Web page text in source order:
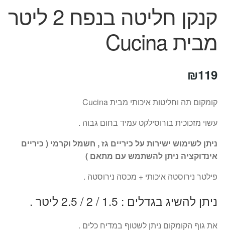
קנקן חליטה בנפח 2 ליטר
מבית Cucina
₪119
קומקום תה וחליטות איכותי מבית Cucina
עשוי מזכוכית בורוסילקט עמיד בחום גבוה .
ניתן לשימוש ישירות על כיריים גז , חשמל וקרמי ( כיריים
אינדוקציה ניתן להשתמש עם מתאם )
פילטר נירוסטה איכותי + מכסה נירוסטה .
ניתן להשיג בגדלים : 1.5 / 2 / 2.5 ליטר .
את גוף הקומקום ניתן לשטוף במדיח כלים .